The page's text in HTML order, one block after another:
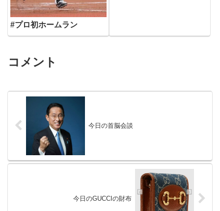
#プロ初ホームラン
コメント
今日の首脳会談
今日のGUCCIの財布